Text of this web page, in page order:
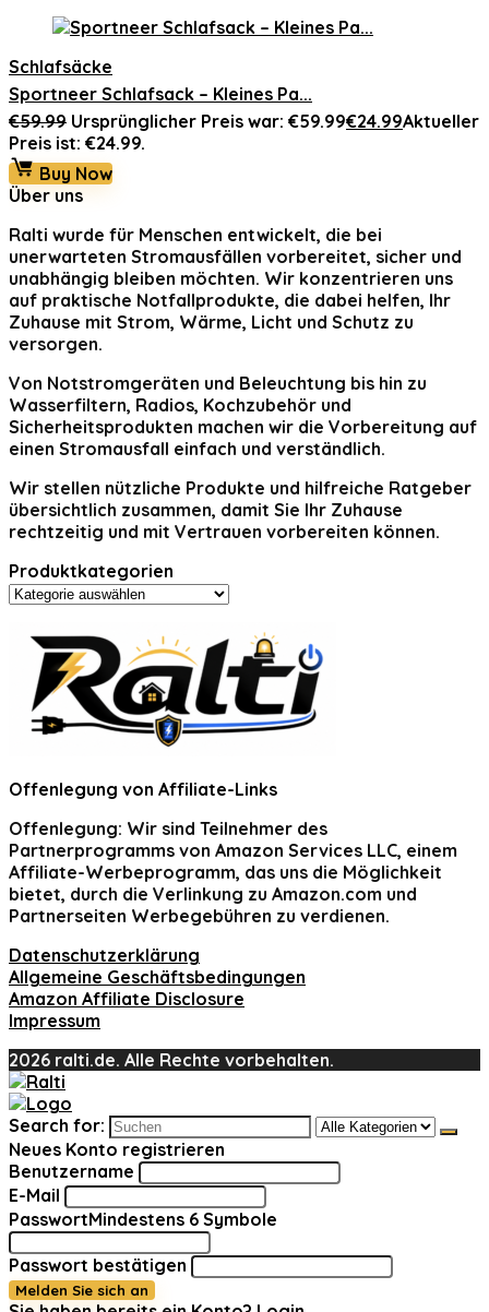
Schlafsäcke
Sportneer Schlafsack – Kleines Pa...
€59.99 Ursprünglicher Preis war: €59.99€24.99Aktueller
Preis ist: €24.99.
Buy Now
Über uns
Ralti wurde für Menschen entwickelt, die bei
unerwarteten Stromausfällen vorbereitet, sicher und
unabhängig bleiben möchten. Wir konzentrieren uns
auf praktische Notfallprodukte, die dabei helfen, Ihr
Zuhause mit Strom, Wärme, Licht und Schutz zu
versorgen.
Von Notstromgeräten und Beleuchtung bis hin zu
Wasserfiltern, Radios, Kochzubehör und
Sicherheitsprodukten machen wir die Vorbereitung auf
einen Stromausfall einfach und verständlich.
Wir stellen nützliche Produkte und hilfreiche Ratgeber
übersichtlich zusammen, damit Sie Ihr Zuhause
rechtzeitig und mit Vertrauen vorbereiten können.
Produktkategorien
Offenlegung von Affiliate-Links
Offenlegung: Wir sind Teilnehmer des
Partnerprogramms von Amazon Services LLC, einem
Affiliate-Werbeprogramm, das uns die Möglichkeit
bietet, durch die Verlinkung zu Amazon.com und
Partnerseiten Werbegebühren zu verdienen.
Datenschutzerklärung
Allgemeine Geschäftsbedingungen
Amazon Affiliate Disclosure
Impressum
2026 ralti.de. Alle Rechte vorbehalten.
Search for:
Neues Konto registrieren
Benutzername
E-Mail
PasswortMindestens 6 Symbole
Passwort bestätigen
Melden Sie sich an